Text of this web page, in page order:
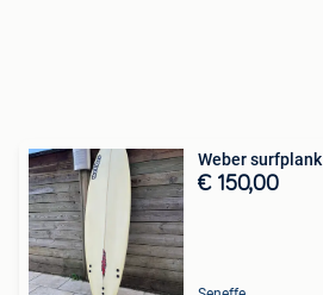
Weber surfplank
€ 150,00